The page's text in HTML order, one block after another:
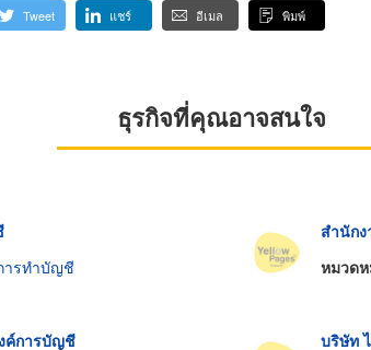
Tweet แชร์ อีเมล พิมพ์
ธุรกิจที่คุณอาจสนใจ
ารทำบัญชี
สำนัก
หมวด
ค์การบัญชี
บริษัท